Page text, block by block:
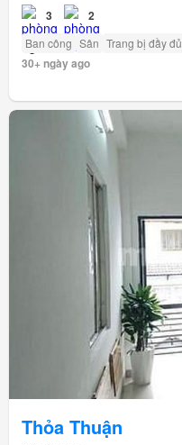
3 2
Ban công Sân Trang bị đầy đủ
30+ ngày ago
Thỏa Thuận